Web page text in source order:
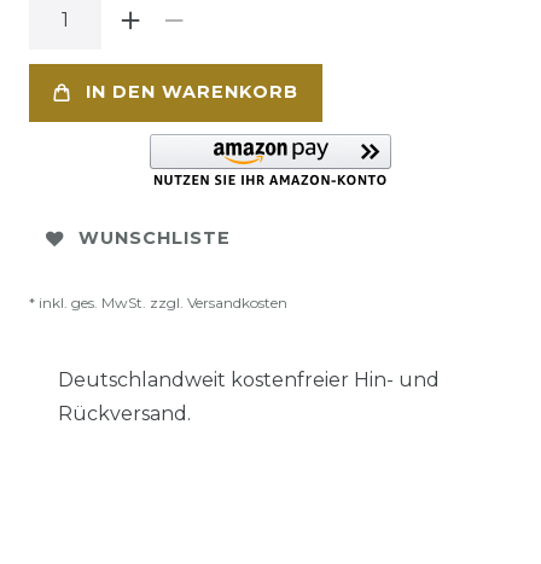
IN DEN WARENKORB
WUNSCHLISTE
* inkl. ges. MwSt. zzgl. Versandkosten
Deutschlandweit kostenfreier Hin- und
Rückversand.